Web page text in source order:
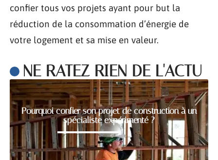
confier tous vos projets ayant pour but la
réduction de la consommation d’énergie de
votre logement et sa mise en valeur.
NE RATEZ RIEN DE L'ACTU
Pourquoi confier son projet de construction à un
spécialiste expérimenté ?